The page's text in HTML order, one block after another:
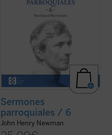
Sermones
parroquiales / 6
John Henry Newman